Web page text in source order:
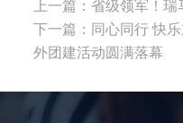
上一篇： 省级领军！瑞
下一篇： 同心同行 快
外团建活动圆满落幕